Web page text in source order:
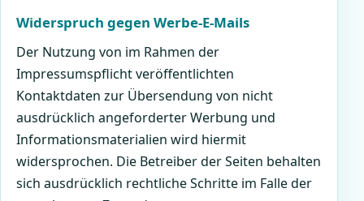
Widerspruch gegen Werbe-E-Mails
Der Nutzung von im Rahmen der
Impressumspflicht veröffentlichten
Kontaktdaten zur Übersendung von nicht
ausdrücklich angeforderter Werbung und
Informationsmaterialien wird hiermit
widersprochen. Die Betreiber der Seiten behalten
sich ausdrücklich rechtliche Schritte im Falle der